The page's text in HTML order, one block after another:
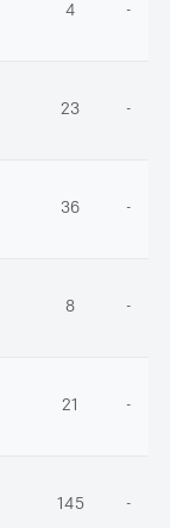
4 -
23 -
36 -
8 -
21 -
145 -